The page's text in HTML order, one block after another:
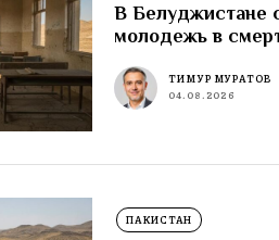
В Белуджистане
молодежь в
ТИМУР МУРАТОВ
04.08.2026
ПАКИСТАН